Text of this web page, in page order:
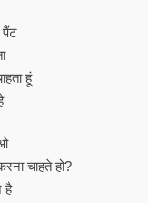
हूं
चाहते हो?
है